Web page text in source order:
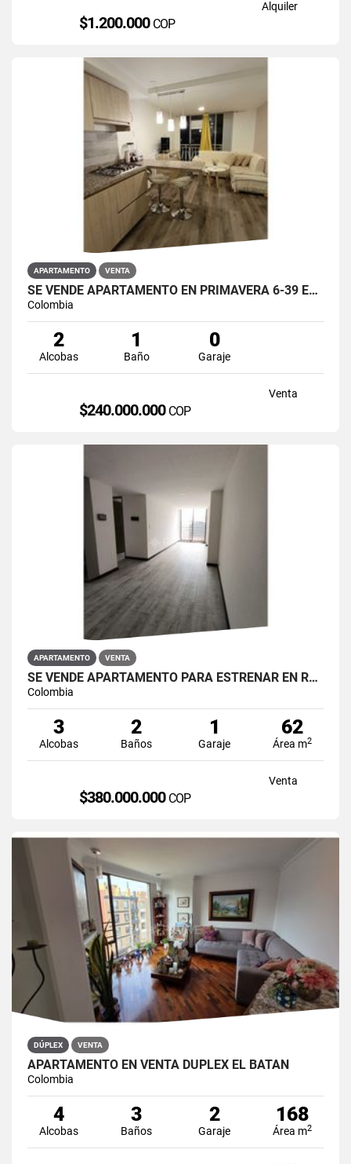
Alquiler
$1.200.000 COP
APARTAMENTO VENTA
SE VENDE APARTAMENTO EN PRIMAVERA 6-39 ET 2 PUENTE ARANDA
Colombia
2
Alcobas
1
Baño
0
Garaje
Venta
$240.000.000 COP
APARTAMENTO VENTA
SE VENDE APARTAMENTO PARA ESTRENAR EN RESTREPO ANTONIO NARIÑO
Colombia
3
Alcobas
2
Baños
1
Garaje
62
Área m2
Venta
$380.000.000 COP
DÚPLEX VENTA
APARTAMENTO EN VENTA DÚPLEX EL BATÁN
Colombia
4
Alcobas
3
Baños
2
Garaje
168
Área m2